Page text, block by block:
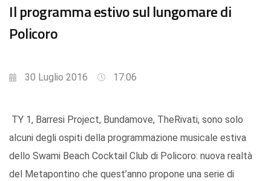
Il programma estivo sul lungomare di
Policoro
30 Luglio 2016 17:06
TY 1, Barresi Project, Bundamove, TheRivati, sono solo
alcuni degli ospiti della programmazione musicale estiva
dello Swami Beach Cocktail Club di Policoro: nuova realtà
del Metapontino che quest’anno propone una serie di